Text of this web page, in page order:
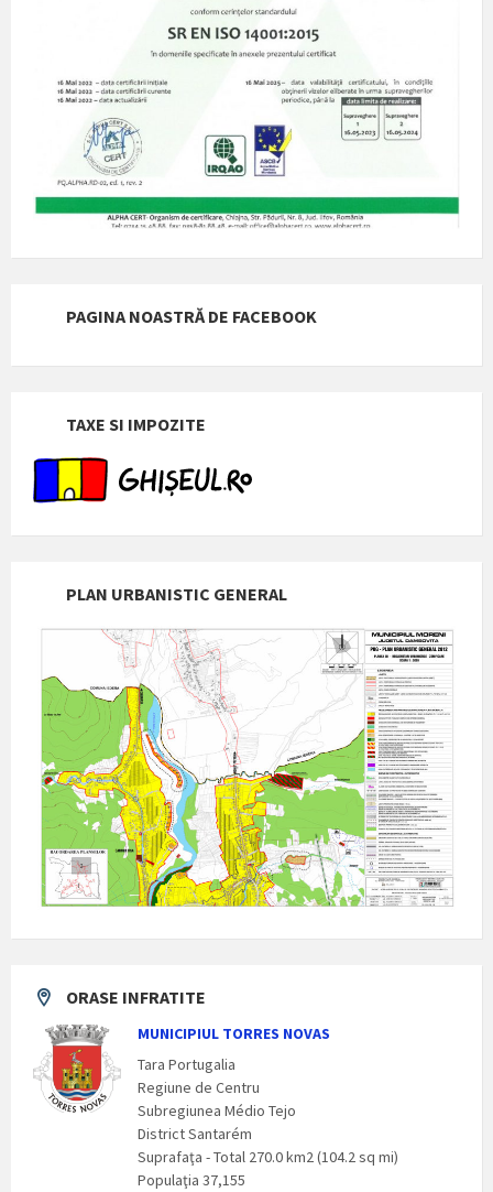
PAGINA NOASTRĂ DE FACEBOOK
TAXE SI IMPOZITE
PLAN URBANISTIC GENERAL
ORASE INFRATITE
MUNICIPIUL TORRES NOVAS
Tara Portugalia
Regiune de Centru
Subregiunea Médio Tejo
District Santarém
Suprafaţa - Total 270.0 km2 (104.2 sq mi)
Populaţia 37,155